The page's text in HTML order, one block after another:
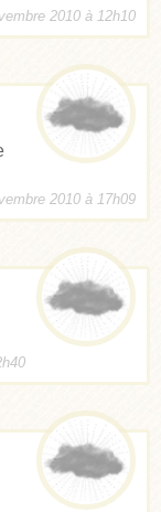
2010 à 12h10
2010 à 17h09